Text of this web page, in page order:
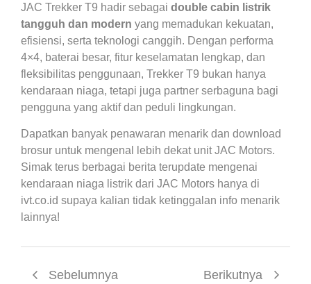
JAC Trekker T9 hadir sebagai double cabin listrik
tangguh dan modern yang memadukan kekuatan,
efisiensi, serta teknologi canggih. Dengan performa
4×4, baterai besar, fitur keselamatan lengkap, dan
fleksibilitas penggunaan, Trekker T9 bukan hanya
kendaraan niaga, tetapi juga partner serbaguna bagi
pengguna yang aktif dan peduli lingkungan.
Dapatkan banyak penawaran menarik dan download
brosur untuk mengenal lebih dekat unit JAC Motors.
Simak terus berbagai berita terupdate mengenai
kendaraan niaga listrik dari JAC Motors hanya di
ivt.co.id supaya kalian tidak ketinggalan info menarik
lainnya!
Sebelumnya Berikutnya